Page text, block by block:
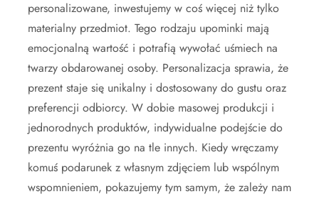
personalizowane, inwestujemy w coś więcej niż tylko
materialny przedmiot. Tego rodzaju upominki mają
emocjonalną wartość i potrafią wywołać uśmiech na
twarzy obdarowanej osoby. Personalizacja sprawia, że
prezent staje się unikalny i dostosowany do gustu oraz
preferencji odbiorcy. W dobie masowej produkcji i
jednorodnych produktów, indywidualne podejście do
prezentu wyróżnia go na tle innych. Kiedy wręczamy
komuś podarunek z własnym zdjęciem lub wspólnym
wspomnieniem, pokazujemy tym samym, że zależy nam